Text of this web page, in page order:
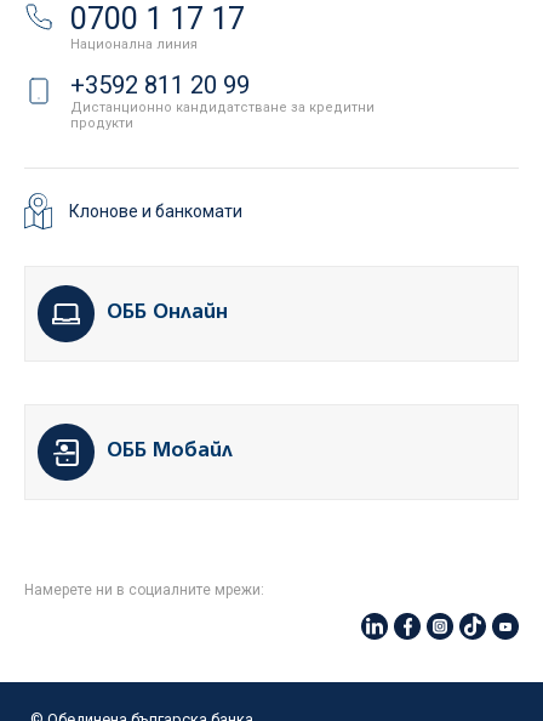
0700 1 17 17
Национална линия
+3592 811 20 99
Дистанционно кандидатстване за кредитни
продукти
Клонове и банкомати
ОББ Онлайн
ОББ Мобайл
Намерете ни в социалните мрежи: